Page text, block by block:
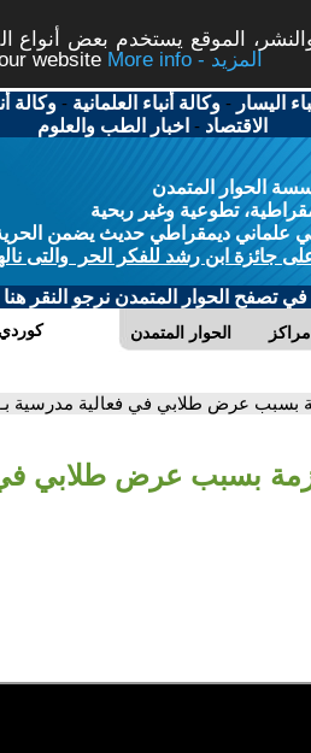
الموقع يستخدم بعض أنواع
website
More info - المزيد
اليسار -وكالة أنباء العلمانية -وكالة
الاقتصاد - اخبار الطب والعلوم
الحوار المتمدن
تطوعية وغير ربحية
ديمقراطي حديث يضمن الحرية
جائزة ابن رشد للفكر الحر والتى
تصفح الحوار المتمدن نرجو النقر هنا
الحوار المتمدن مراكز كوردي
بسبب عرض طلابي في فعالية مدرسية
بسبب عرض طلابي في